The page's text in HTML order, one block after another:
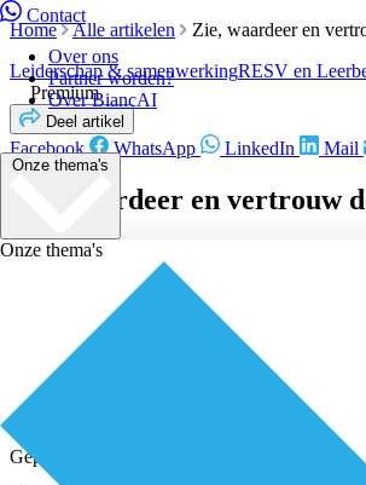
Contact
Over ons
Partner worden?
Over BiancAI
Onze thema's
Onze thema's
Home Alle artikelen
Zie, waardeer en
Leiderschap & samenwerkingRESV en
Premium
Deel artikel
Facebook WhatsApp LinkedIn Mail
Zie, waardeer en vertrouw
Geplaatst door